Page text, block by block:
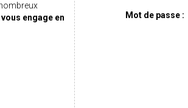
engage en
Mot de passe :